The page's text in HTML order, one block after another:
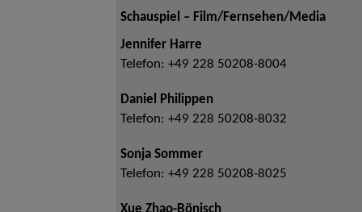
Schauspiel – Film/Fernsehen/Media
Jennifer Harre
Telefon: +49 228 50208-8004
Daniel Philippen
Telefon: +49 228 50208-8032
Sonja Sommer
Telefon: +49 228 50208-8025